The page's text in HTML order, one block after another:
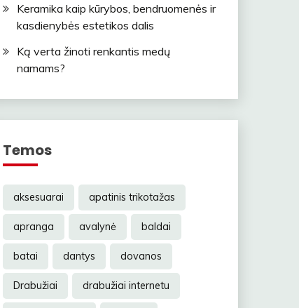
Keramika kaip kūrybos, bendruomenės ir
kasdienybės estetikos dalis
Ką verta žinoti renkantis medų
namams?
Temos
aksesuarai apatinis trikotažas
apranga avalynė baldai
batai dantys dovanos
Drabužiai drabužiai internetu